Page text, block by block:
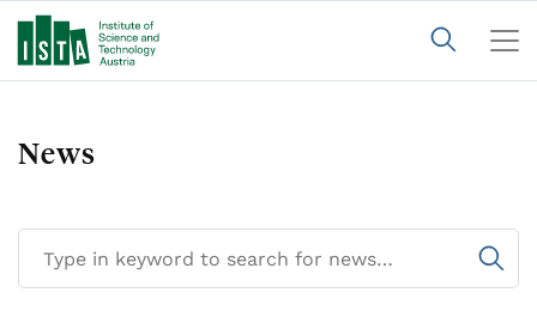
News